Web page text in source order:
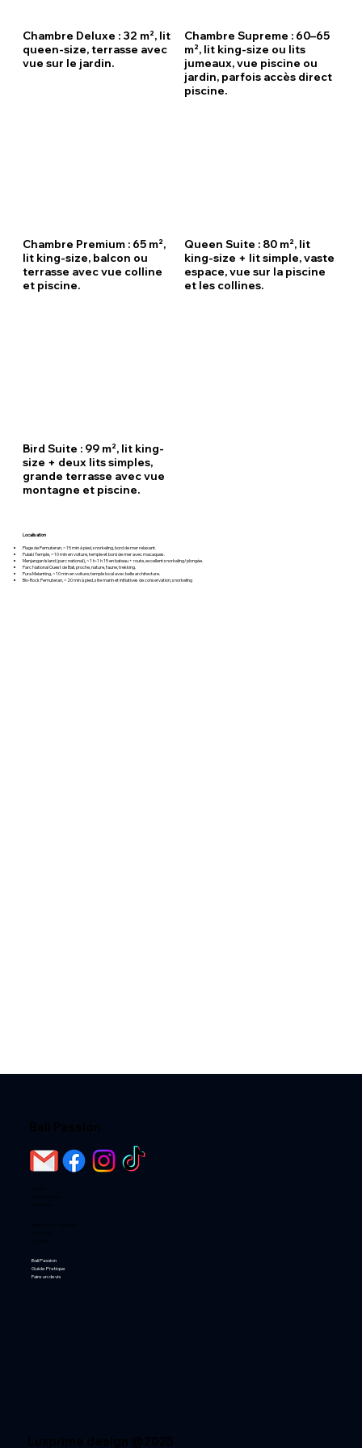
Chambre Deluxe : 32 m², lit
queen-size, terrasse avec
vue sur le jardin.
Chambre Supreme : 60–65
m², lit king-size ou lits
jumeaux, vue piscine ou
jardin, parfois accès direct
piscine.
Chambre Premium : 65 m²,
lit king-size, balcon ou
terrasse avec vue colline
et piscine.
Queen Suite : 80 m², lit
king-size + lit simple, vaste
espace, vue sur la piscine
et les collines.
Bird Suite : 99 m², lit king-
size + deux lits simples,
grande terrasse avec vue
montagne et piscine.
Localisation
Plage de Pemuteran, ~15 min à pied, snorkeling, bord de mer relaxant.
Pulaki Temple, ~10 min en voiture, temple et bord de mer avec macaques.
Menjangan Island (parc national), ~1 h-1 h 15 en bateau + route, excellent snorkeling/plongée.
Parc National Ouest de Bali, proche, nature, faune, trekking.
Pura Melanting, ~10 min en voiture, temple local avec belle architecture.
Bio-Rock Pemuteran, ~20 min à pied, site marin et initiatives de conservation, snorkeling
Bali Passion
Guide Pratique
Faire un devis